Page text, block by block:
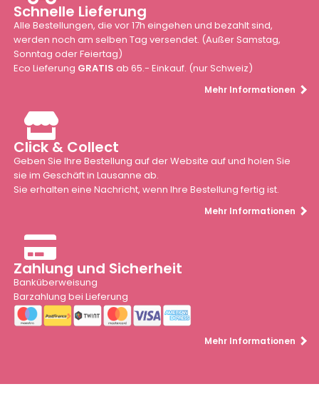
Schnelle Lieferung
Alle Bestellungen, die vor 17h eingehen und bezahlt sind,
werden noch am selben Tag versendet. (Außer Samstag,
Sonntag oder Feiertag)
Eco Lieferung GRATIS ab 65.- Einkauf. (nur Schweiz)
Mehr Informationen
Click & Collect
Geben Sie Ihre Bestellung auf der Website auf und holen Sie
sie im Geschäft in Lausanne ab.
Sie erhalten eine Nachricht, wenn Ihre Bestellung fertig ist.
Mehr Informationen
Zahlung und Sicherheit
Banküberweisung
Barzahlung bei Lieferung
Mehr Informationen